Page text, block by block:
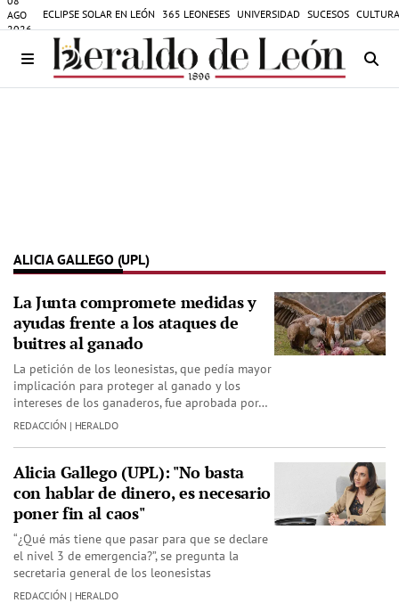
AGO
2026
ECLIPSE SOLAR EN LEÓN 365 LEONESES UNIVERSIDAD SUCESOS
ALICIA GALLEGO (UPL)
La Junta compromete medidas y
ayudas frente a los ataques de
buitres al ganado
La petición de los leonesistas, que pedía mayor
implicación para proteger al ganado y los
intereses de los ganaderos, fue aprobada por…
REDACCIÓN | HERALDO
Alicia Gallego (UPL): "No basta
con hablar de dinero, es necesario
poner fin al caos"
“¿Qué más tiene que pasar para que se declare
el nivel 3 de emergencia?”, se pregunta la
secretaria general de los leonesistas
REDACCIÓN | HERALDO